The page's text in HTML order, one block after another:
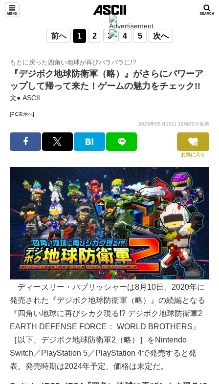
前へ 1 2 3 4 5 次へ
もとに戻った四角い地球が再びバラバラに!?
『デジボク地球防衛軍（略）』がさらにパワーア
ップして帰って来た！ゲームの魅力をチェック!!
文● ASCII
[PC表示へ]
2023年08月10日 19時00分更新
お気に入り
ディースリー・パブリッシャーは8月10日、2020年に
発売された『デジボク地球防衛軍（略）』の続編となる
『四角い地球に再びシカク現る!? デジボク地球防衛軍2
EARTH DEFENSE FORCE： WORLD BROTHERS』
［以下、デジボク地球防衛軍2（略）］をNintendo
Switch／PlayStation 5／PlayStation 4で発売すると発
表。発売時期は2024年予定、価格は未定だ。